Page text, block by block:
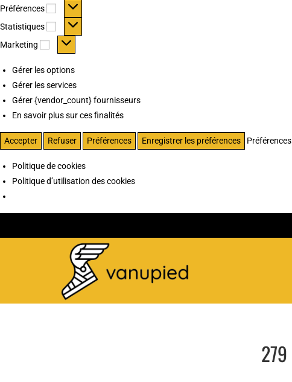
Préférences
Préférences
Statistiques Statistiques
Marketing Marketing
Gérer les options
Gérer les services
Gérer {vendor_count} fournisseurs
En savoir plus sur ces finalités
Accepter Refuser Préférences Enregistrer les préférences Préférences
Politique de cookies
Politique d’utilisation des cookies
279